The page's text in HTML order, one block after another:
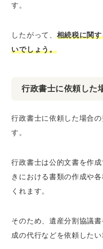
す。
したがって、 相続税に関
いでしょう。
行政書士に依頼した
行政書士に依頼した場合の
す。
行政書士は公的文書を作
きにおける書類の作成や
くれます。
そのため、遺産分割協議
成の代行などを依頼したい